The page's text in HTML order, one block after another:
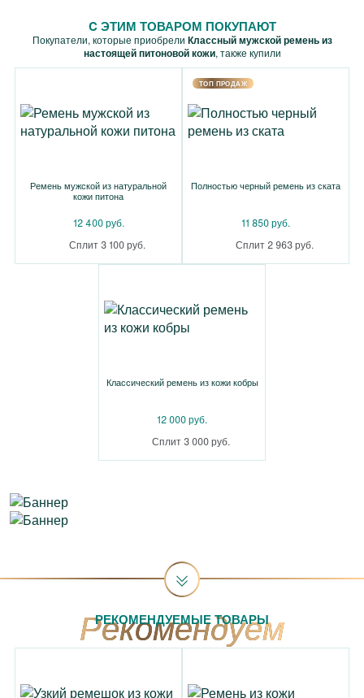
C ЭТИМ ТОВАРОМ ПОКУПАЮТ
Покупатели, которые приобрели Классный мужской ремень из
настоящей питоновой кожи, также купили
Ремень мужской из натуральной
кожи питона
12 400 руб.
Сплит 3 100 руб.
TOП ПРОДАЖ
Полностью черный ремень из ската
11 850 руб.
Сплит 2 963 руб.
Классический ремень из кожи кобры
12 000 руб.
Сплит 3 000 руб.
РЕКОМЕНДУЕМЫЕ ТОВАРЫ